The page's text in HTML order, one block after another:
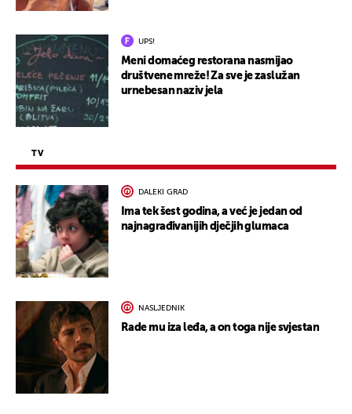
UPS!
Meni domaćeg restorana nasmijao
društvene mreže! Za sve je zaslužan
urnebesan naziv jela
TV
DALEKI GRAD
Ima tek šest godina, a već je jedan od
najnagrađivanijih dječjih glumaca
NASLJEDNIK
Rade mu iza leđa, a on toga nije svjestan